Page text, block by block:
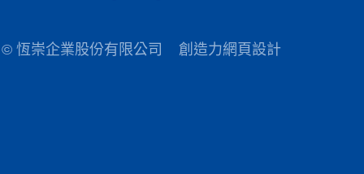
© 恆崇企業股份有限公司 創造力網頁設計